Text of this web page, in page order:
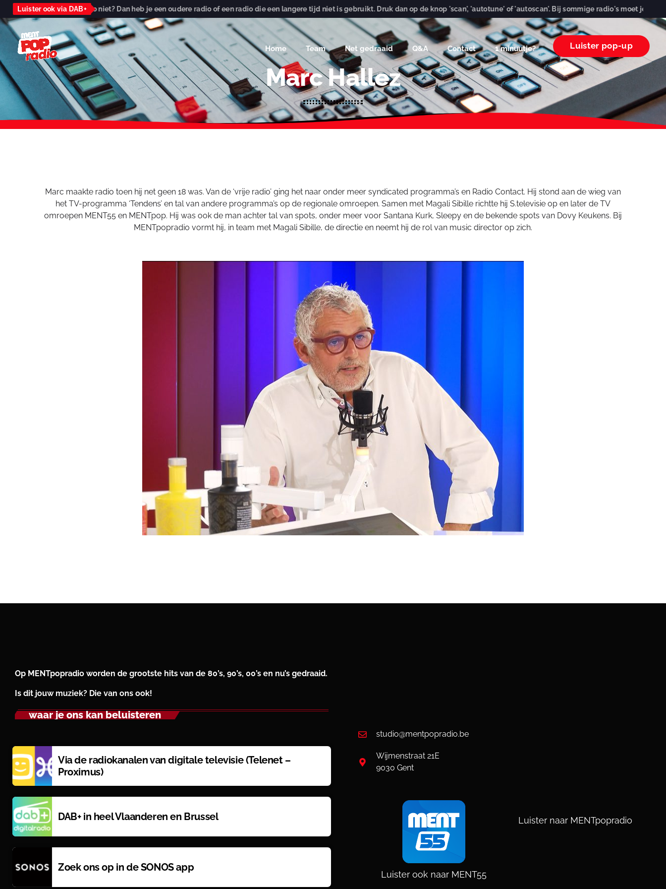
Luister ook via DAB+
op je DAB+ radio niet? Dan heb je een oudere radio of een radio die een langere tijd niet is gebruikt. Druk dan op de knop 'scan', 'autotune' of 'autoscan'. Bij sommige radio's moet je
Home Team Net gedraaid Q&A Contact 1 minuutje? Luister pop-up
close
Marc Hallez
Marc maakte radio toen hij net geen 18 was. Van de ‘vrije radio’ ging het naar onder meer syndicated programma’s en Radio Contact. Hij stond aan de wieg van
het TV-programma ‘Tendens’ en tal van andere programma’s op de regionale omroepen. Samen met Magali Sibille richtte hij S.televisie op en later de TV
omroepen MENT55 en MENTpop. Hij was ook de man achter tal van spots, onder meer voor Santana Kurk, Sleepy en de bekende spots van Dovy Keukens. Bij
MENTpopradio vormt hij, in team met Magali Sibille, de directie en neemt hij de rol van music director op zich.
Op MENTpopradio worden de grootste hits van de 80’s, 90’s, 00’s en nu’s gedraaid.
Is dit jouw muziek? Die van ons ook!
waar je ons kan beluisteren
Via de radiokanalen van digitale televisie (Telenet –
Proximus)
DAB+ in heel Vlaanderen en Brussel
Zoek ons op in de SONOS app
studio@mentpopradio.be
Wijmenstraat 21E
9030 Gent
Luister ook naar MENT55
Luister naar MENTpopradio